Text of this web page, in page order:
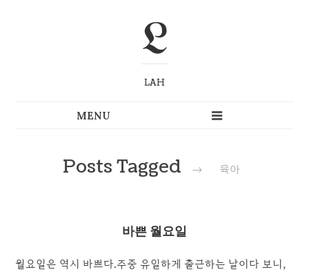
L
LAH
Posts Tagged → 육아
바쁜 월요일
월요일은 역시 바쁘다.주중 유일하게 출근하는 날이다 보니,